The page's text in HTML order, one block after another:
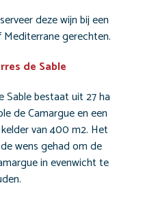
deze wijn bij een
gerechten.
de Sable
bestaat uit 27 ha
de Camargue en een
van 400 m2. Het
wens gehad om de
in evenwicht te